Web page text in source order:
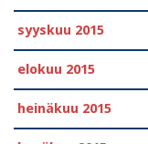
syyskuu 2015
elokuu 2015
heinäkuu 2015